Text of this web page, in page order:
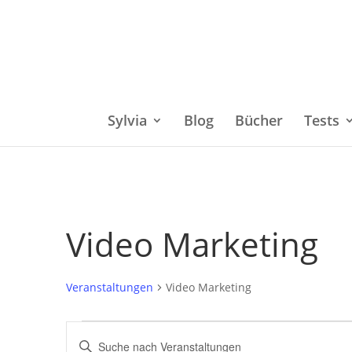
Sylvia Blog Bücher Tests
Video Marketing
Veranstaltungen Video Marketing
Veranstaltungen
Bitte